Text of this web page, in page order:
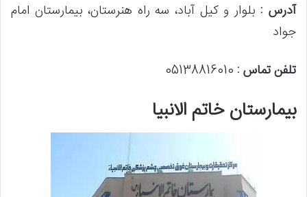
آدرس :بلوار و کیل آباد، سه راه هنرستان، بیمارستان امام
جواد
تلفن تماس :
بیمارستان خاتم الانبیا